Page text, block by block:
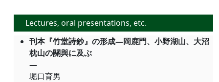
Lectures, oral presentations, etc.
刊本『竹堂詩鈔』の形成―岡鹿門、小野湖山、大沼
枕山の關與に及ぶ
―
堀口育男